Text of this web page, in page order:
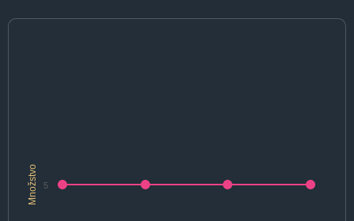
Množstvo 5